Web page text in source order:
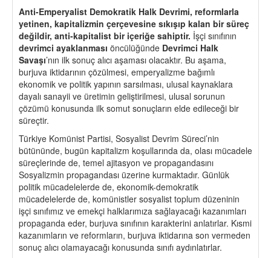
Anti-Emperyalist Demokratik Halk Devrimi, reformlarla
yetinen, kapitalizmin çerçevesine sıkışıp kalan bir süreç
değildir, anti-kapitalist bir içeriğe sahiptir. İşçi sınıfının
devrimci ayaklanması öncülüğünde Devrimci Halk
Savaşı’nın ilk sonuç alıcı aşaması olacaktır. Bu aşama,
burjuva iktidarının çözülmesi, emperyalizme bağımlı
ekonomik ve politik yapının sarsılması, ulusal kaynaklara
dayalı sanayii ve üretimin geliştirilmesi, ulusal sorunun
çözümü konusunda ilk somut sonuçların elde edileceği bir
süreçtir.
Türkiye Komünist Partisi, Sosyalist Devrim Süreci’nin
bütününde, bugün kapitalizm koşullarında da, olası mücadele
süreçlerinde de, temel ajitasyon ve propagandasını
Sosyalizmin propagandası üzerine kurmaktadır. Günlük
politik mücadelelerde de, ekonomik-demokratik
mücadelelerde de, komünistler sosyalist toplum düzeninin
işçi sınıfımız ve emekçi halklarımıza sağlayacağı kazanımları
propaganda eder, burjuva sınıfının karakterini anlatırlar. Kısmi
kazanımların ve reformların, burjuva iktidarına son vermeden
sonuç alıcı olamayacağı konusunda sınıfı aydınlatırlar.